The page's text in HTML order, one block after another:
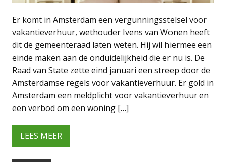
Er komt in Amsterdam een vergunningsstelsel voor
vakantieverhuur, wethouder Ivens van Wonen heeft
dit de gemeenteraad laten weten. Hij wil hiermee een
einde maken aan de onduidelijkheid die er nu is. De
Raad van State zette eind januari een streep door de
Amsterdamse regels voor vakantieverhuur. Er gold in
Amsterdam een meldplicht voor vakantieverhuur en
een verbod om een woning […]
LEES MEER